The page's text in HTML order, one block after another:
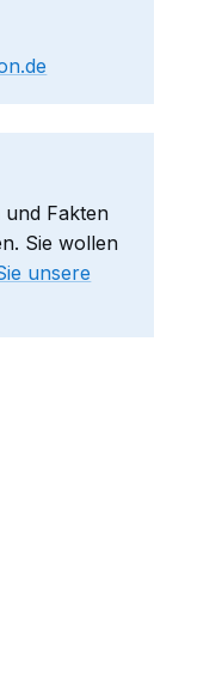
und Fakten
Sie wollen
unsere